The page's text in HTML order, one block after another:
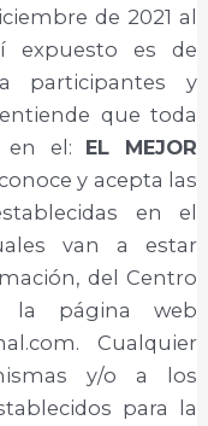
de 2021 al
expuesto es de
participantes y
que toda
en el: EL MEJOR
y acepta las
en el
van a estar
del Centro
la página web
Cualquier
y/o a los
para la